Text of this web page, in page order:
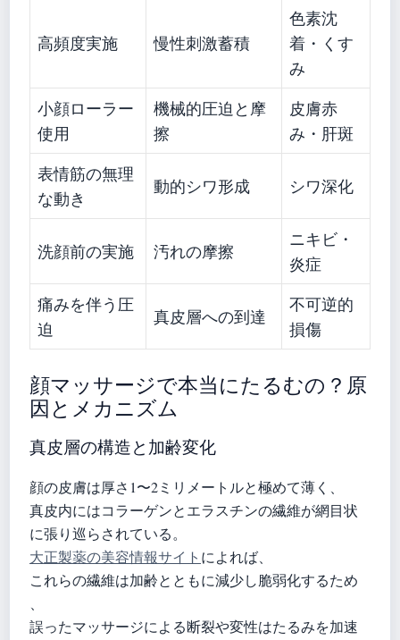
高頻度実施 慢性刺激蓄積
色素沈
着・くす
み
小顔ローラー
使用
機械的圧迫と摩
擦
皮膚赤
み・肝斑
表情筋の無理
な動き
動的シワ形成 シワ深化
洗顔前の実施 汚れの摩擦
ニキビ・
炎症
痛みを伴う圧
迫
真皮層への到達
不可逆的
損傷
顔マッサージで本当にたるむの？原
因とメカニズム
真皮層の構造と加齢変化
顔の皮膚は厚さ1〜2ミリメートルと極めて薄く、
真皮内にはコラーゲンとエラスチンの繊維が網目状
に張り巡らされている。
大正製薬の美容情報サイト によれば、
これらの繊維は加齢とともに減少し脆弱化するため
、
誤ったマッサージによる断裂や変性はたるみを加速